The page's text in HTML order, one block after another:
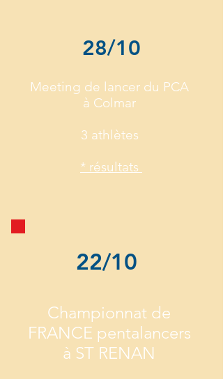
28/10
Meeting de lancer du PCA
à Colmar
3 athlètes
* résultats
22/10
Championnat de
FRANCE pentalancers
à ST RENAN